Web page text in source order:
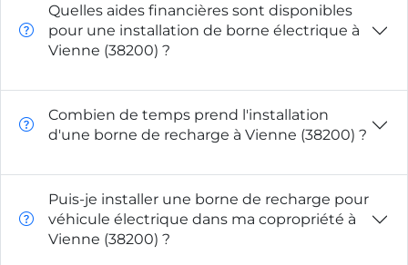
Quelles aides financières sont disponibles
pour une installation de borne électrique à
Vienne (38200) ?
Combien de temps prend l'installation
d'une borne de recharge à Vienne (38200) ?
Puis-je installer une borne de recharge pour
véhicule électrique dans ma copropriété à
Vienne (38200) ?